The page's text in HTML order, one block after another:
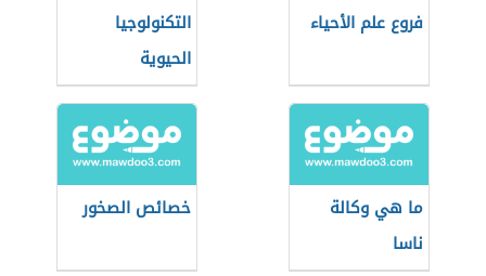
فروع علم الأحياء
التكنولوجيا
الحيوية
ما هي وكالة
ناسا
خصائص الصخور